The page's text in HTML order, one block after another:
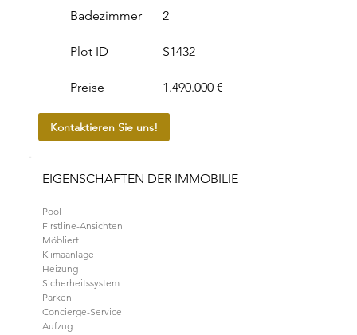
Badezimmer 2
Plot ID
Preise
S1432
1.490.000 €
Kontaktieren Sie uns!
EIGENSCHAFTEN DER IMMOBILIE
Pool
Firstline-Ansichten
Möbliert
Klimaanlage
Heizung
Sicherheitssystem
Parken
Concierge-Service
Aufzug